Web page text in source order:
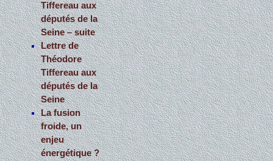
Tiffereau aux
députés de la
Seine – suite
Lettre de
Théodore
Tiffereau aux
députés de la
Seine
La fusion
froide, un
enjeu
énergétique ?